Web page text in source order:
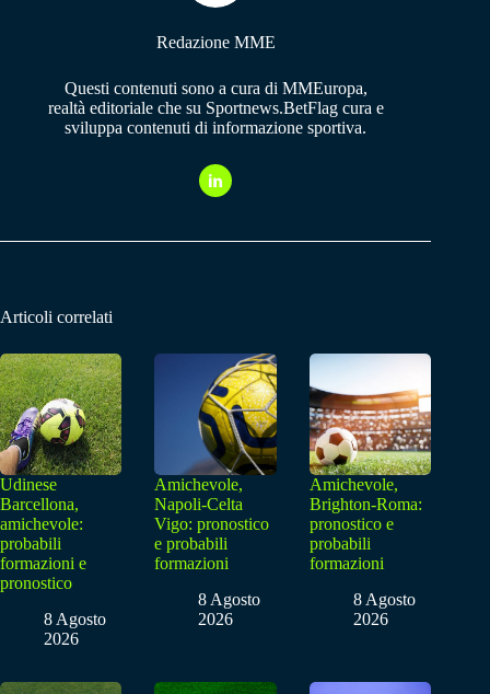
Redazione MME
Questi contenuti sono a cura di MMEuropa,
realtà editoriale che su Sportnews.BetFlag cura e
sviluppa contenuti di informazione sportiva.
Articoli correlati
Udinese
Barcellona,
amichevole:
probabili
formazioni e
pronostico
8 Agosto
2026
Amichevole,
Napoli-Celta
Vigo: pronostico
e probabili
formazioni
8 Agosto
2026
Amichevole,
Brighton-Roma:
pronostico e
probabili
formazioni
8 Agosto
2026